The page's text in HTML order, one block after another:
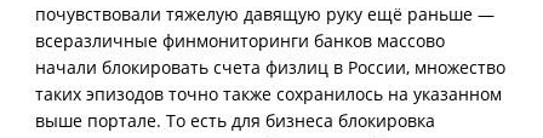
почувствовали тяжелую давящую руку ещё раньше —
всеразличные финмониторинги банков массово
начали блокировать счета физлиц в России, множество
таких эпизодов точно также сохранилось на указанном
выше портале. То есть для бизнеса блокировка